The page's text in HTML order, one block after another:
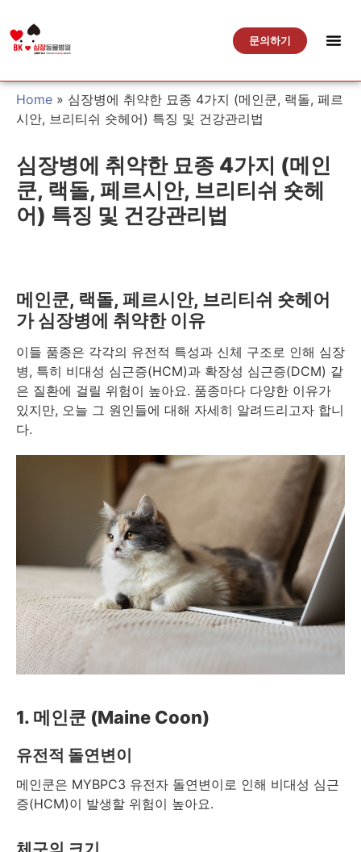
문의하기
Home » 심장병에 취약한 묘종 4가지 (메인쿤, 랙돌, 페르
시안, 브리티쉬 숏헤어) 특징 및 건강관리법
심장병에 취약한 묘종 4가지 (메인
쿤, 랙돌, 페르시안, 브리티쉬 숏헤
어) 특징 및 건강관리법
메인쿤, 랙돌, 페르시안, 브리티쉬 숏헤어
가 심장병에 취약한 이유
이들 품종은 각각의 유전적 특성과 신체 구조로 인해 심장
병, 특히 비대성 심근증(HCM)과 확장성 심근증(DCM) 같
은 질환에 걸릴 위험이 높아요. 품종마다 다양한 이유가
있지만, 오늘 그 원인들에 대해 자세히 알려드리고자 합니
다.
1. 메인쿤 (Maine Coon)
유전적 돌연변이
메인쿤은 MYBPC3 유전자 돌연변이로 인해 비대성 심근
증(HCM)이 발생할 위험이 높아요.